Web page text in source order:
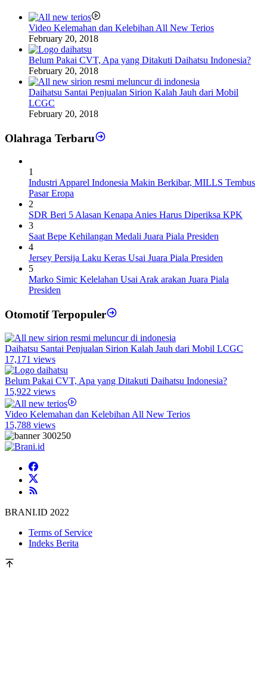
Video Kelemahan dan Kelebihan All New Terios
February 20, 2018
Belum Pakai CVT, Apa yang Ditakuti Daihatsu Indonesia?
February 20, 2018
Daihatsu Santai Penjualan Sirion Kalah Jauh dari Mobil
LCGC
February 20, 2018
Olahraga Terbaru
1
Industri Apparel Indonesia Makin Berkibar, MILLS Tembus
Pasar Eropa
2
SDR Beri 5 Alasan Kenapa Anies Harus Diperiksa KPK
3
Saat Bepe Kehilangan Medali Juara Piala Presiden
4
Jersey Persija Laku Keras Usai Juara Piala Presiden
5
Marko Simic Kelelahan Usai Arak arakan Juara Piala
Presiden
Otomotif Terpopuler
Daihatsu Santai Penjualan Sirion Kalah Jauh dari Mobil LCGC
17,171 views
Belum Pakai CVT, Apa yang Ditakuti Daihatsu Indonesia?
15,922 views
Video Kelemahan dan Kelebihan All New Terios
15,788 views
BRANI.ID 2022
Terms of Service
Indeks Berita